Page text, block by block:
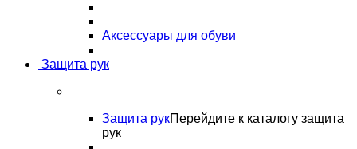
Аксессуары для обуви
Защита рук
Защита рукПерейдите к каталогу защита
рук